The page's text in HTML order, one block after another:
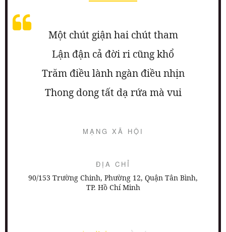
Một chút giận hai chút tham
Lận đận cả đời ri cũng khổ
Trăm điều lành ngàn điều nhịn
Thong dong tất dạ rứa mà vui
MẠNG XÃ HỘI
ĐỊA CHỈ
90/153 Trường Chinh, Phường 12, Quận Tân Bình,
TP. Hồ Chí Minh